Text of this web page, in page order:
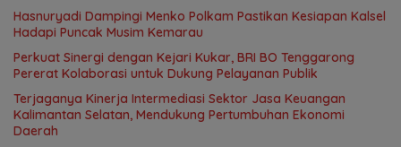
Hasnuryadi Dampingi Menko Polkam Pastikan Kesiapan Kalsel
Hadapi Puncak Musim Kemarau
Perkuat Sinergi dengan Kejari Kukar, BRI BO Tenggarong
Pererat Kolaborasi untuk Dukung Pelayanan Publik
Terjaganya Kinerja Intermediasi Sektor Jasa Keuangan
Kalimantan Selatan, Mendukung Pertumbuhan Ekonomi
Daerah